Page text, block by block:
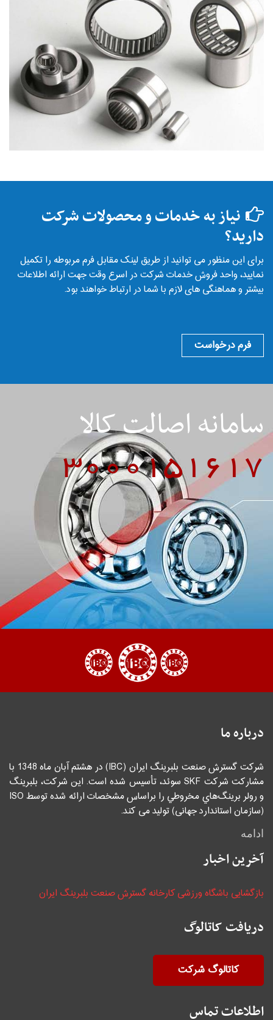
نیاز به خدمات و محصولات شرکت
دارید؟
برای این منظور می توانید از طریق لینک مقابل فرم مربوطه را تکمیل
نمایید، واحد فروش خدمات شرکت در اسرع وقت جهت ارائه اطلاعات
بیشتر و هماهنگی های لازم با شما در ارتباط خواهند بود.
فرم درخواست
سامانه اصالت کالا
3000151617
درباره ما
شرکت گسترش صنعت بلبرینگ ایران (IBC) در هشتم آبان ماه 1348 با
مشاركت شركت SKF سوئد، تأسيس شده است. اين شركت، بلبرينگ
و رولر برينگ‌هاي مخروطي را براساس مشخصات ارائه شده توسط ISO
(سازمان استاندارد جهانی) توليد می كند.
ادامه
آخرین اخبار
بازگشایی باشگاه ورزشی کارخانه گسترش صنعت بلبرینگ ایران
دریافت کاتالوگ
کاتالوگ شرکت
اطلاعات تماس